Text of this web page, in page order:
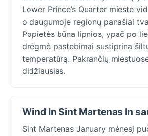
Lower Prince’s Quarter mieste
o daugumoje regionų panašiai
Popietės būna lipnios, ypač po
drėgmė pastebimai sustiprina
temperatūrą. Pakrančių
didžiausias.
Wind In Sint Martenas In
Sint Martenas January mėnesį